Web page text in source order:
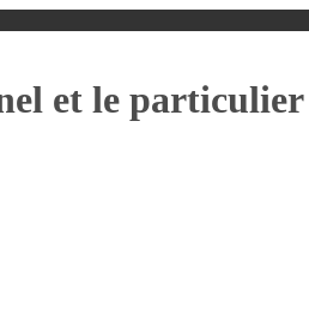
et le particulier